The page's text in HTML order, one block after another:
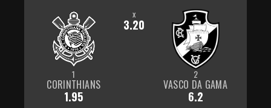
1
CORINTHIANS
1.95
x
3.20
2
VASCO DA GAMA
6.2